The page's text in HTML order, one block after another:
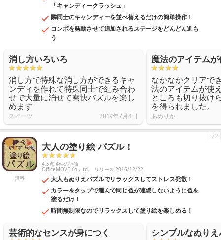
「キャンディークラッシュ」
隣同士のキャンディーを並べ替えるだけの簡単操作！
コンボを発動させて追加されるステージをどんどん進も
う
消し方いろいろ
消し方で特殊な消し方ができるキャ
ンディを作れて特殊同士で組み合わ
せで大量に消せて爽快パズルを楽し
めます
スイーツ 2019年7月4日
魔法のアイテムが
なかなかクリアで
法のアイテムが使
ところも切り抜け
を得られました。
あめりか
無料
大人の塗り絵 パズル！
4.5点 4件の評価
OfficeMOVE Co.,Ltd. リリース 2016/12/22
大人もぬりえパズルでリラックスしてストレス発散！
カラーをタップで選んで同じ色が連続しないように色を
塗るだけ！
時間無制限なのでリラックスして塗り絵を楽しめる！
72
芸術的なセンスが身につく シンプルなぬり